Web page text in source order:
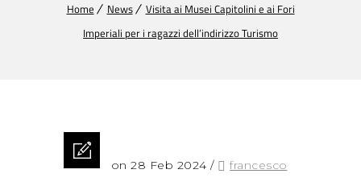
Home News
Visita ai Musei Capitolini e ai Fori
Imperiali per i ragazzi dell’indirizzo Turismo
Posted on 28 Feb 2024 / francesco